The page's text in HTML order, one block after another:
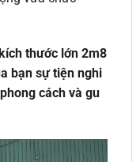
thước lớn 2m8
bạn sự tiện nghi
cách và gu